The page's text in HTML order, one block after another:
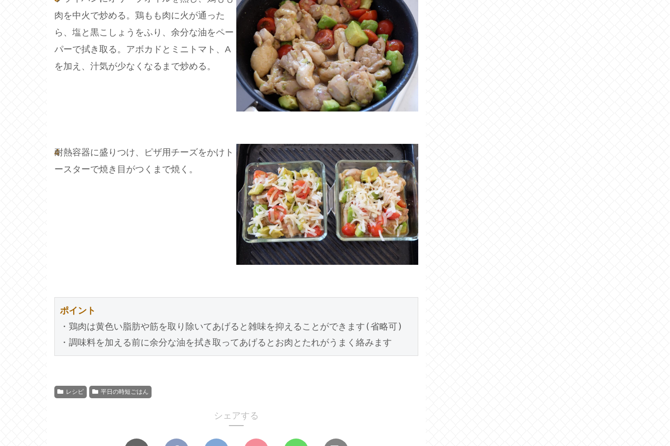
肉を中火で炒める。鶏もも肉に火が通った
ら、塩と黒こしょうをふり、余分な油をペー
パーで拭き取る。アボカドとミニトマト、A
を加え、汁気が少なくなるまで炒める。
4
耐熱容器に盛りつけ、ピザ用チーズをかけト
ースターで焼き目がつくまで焼く。
ポイント
・鶏肉は黄色い脂肪や筋を取り除いてあげると雑味を抑えることができます(省略可)
レシピ 平日の時短ごはん
シェアする